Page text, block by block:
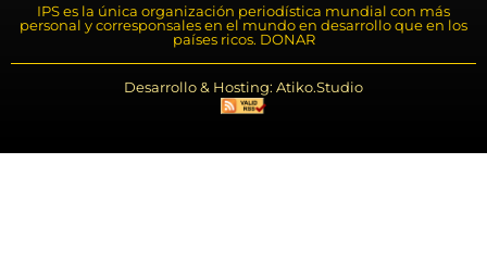
IPS es la única organización periodística mundial con más
personal y corresponsales en el mundo en desarrollo que en los
países ricos. DONAR
Desarrollo & Hosting: Atiko.Studio